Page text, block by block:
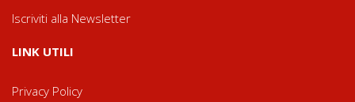
Iscriviti alla Newsletter
LINK UTILI
Privacy Policy